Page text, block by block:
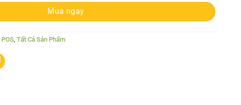
Mua ngay
Tất Cả Sản Phẩm